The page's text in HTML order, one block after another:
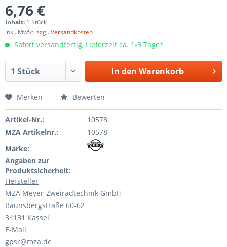
6,76 €
Inhalt: 1 Stück
inkl. MwSt.zzgl. Versandkosten
Sofort versandfertig, Lieferzeit ca. 1-3 Tage*
In den Warenkorb
Merken Bewerten
Artikel-Nr.:
10578
MZA Artikelnr.:
10578
Marke:
Angaben zur
Produktsicherheit:
Hersteller
MZA Meyer-Zweiradtechnik GmbH
Baunsbergstraße 60-62
34131 Kassel
E-Mail
gpsr@mza.de